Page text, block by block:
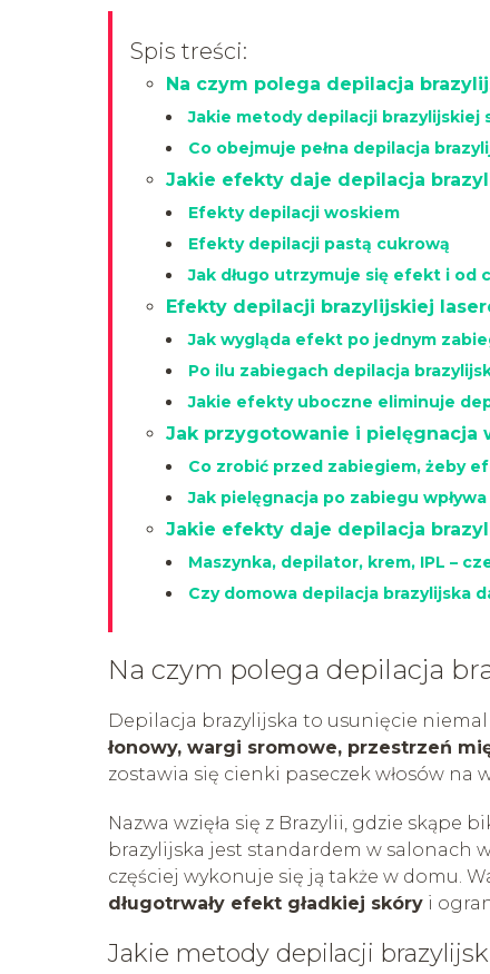
Spis treści:
Na czym polega depilacja
Jakie metody depilacji brazylijskiej
Co obejmuje pełna depilacja
Jakie efekty daje depilacja
Efekty depilacji woskiem
Efekty depilacji pastą cukrową
Jak długo utrzymuje się efekt i od
Efekty depilacji brazylijskiej
Jak wygląda efekt po jednym
Po ilu zabiegach depilacja
Jakie efekty uboczne eliminuje
Jak przygotowanie i pielęgnacja
Co zrobić przed zabiegiem, żeby
Jak pielęgnacja po zabiegu
Jakie efekty daje depilacja
Maszynka, depilator, krem, IPL –
Czy domowa depilacja brazylijska
Na czym polega depilacja
Depilacja brazylijska to usunięcie
łonowy, wargi sromowe, przestrzeń
zostawia się cienki paseczek włosów na
Nazwa wzięła się z Brazylii, gdzie skąpe
brazylijska jest standardem w salonach
częściej wykonuje się ją także w domu.
długotrwały efekt gładkiej skóry i
Jakie metody depilacji